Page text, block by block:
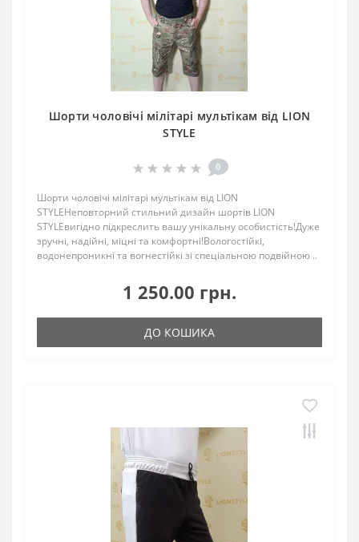
Шорти чоловічі мілітарі мультікам від LION
STYLE
0
Шорти чоловічі мілітарі мультікам від LION
STYLEНеповторний стильний дизайн шортів LION
STYLEвигідно підкреслить вашу унікальну особистість!Дуже
зручні, надійні, міцні та комфортні!Вологостійкі,
водонепроникні та вогнестійкі зі спеціальною подвійною ..
1 250.00 грн.
ДО КОШИКА